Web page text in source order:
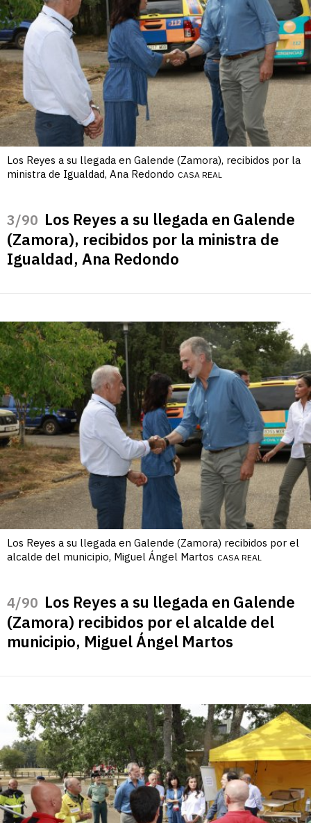
Los Reyes a su llegada en Galende (Zamora), recibidos por la
ministra de Igualdad, Ana Redondo CASA REAL
/90 Los Reyes a su llegada en Galende
(Zamora), recibidos por la ministra de
Igualdad, Ana Redondo
Los Reyes a su llegada en Galende (Zamora) recibidos por el
alcalde del municipio, Miguel Ángel Martos CASA REAL
/90 Los Reyes a su llegada en Galende
(Zamora) recibidos por el alcalde del
municipio, Miguel Ángel Martos